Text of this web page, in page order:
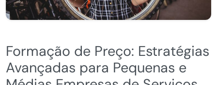
Formação de Preço: Estratégias
Avançadas para Pequenas e